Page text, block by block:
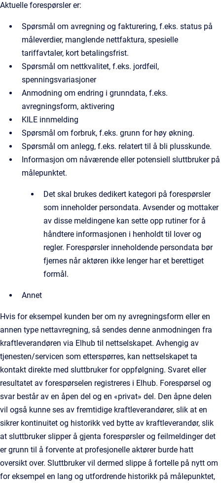
Aktuelle forespørsler er:
Spørsmål om avregning og fakturering, f.eks. status på
måleverdier, manglende nettfaktura, spesielle
tariffavtaler, kort betalingsfrist.
Spørsmål om nettkvalitet, f.eks. jordfeil,
spenningsvariasjoner
Anmodning om endring i grunndata, f.eks.
avregningsform, aktivering
KILE innmelding
Spørsmål om forbruk, f.eks. grunn for høy økning.
Spørsmål om anlegg, f.eks. relatert til å bli plusskunde.
Informasjon om nåværende eller potensiell sluttbruker på
målepunktet.
Det skal brukes dedikert kategori på forespørsler
som inneholder persondata. Avsender og mottaker
av disse meldingene kan sette opp rutiner for å
håndtere informasjonen i henholdt til lover og
regler. Forespørsler inneholdende persondata bør
fjernes når aktøren ikke lenger har et berettiget
formål.
Annet
Hvis for eksempel kunden ber om ny avregningsform eller en
annen type nettavregning, så sendes denne anmodningen fra
kraftleverandøren via Elhub til nettselskapet. Avhengig av
tjenesten/servicen som etterspørres, kan nettselskapet ta
kontakt direkte med sluttbruker for oppfølgning. Svaret eller
resultatet av forespørselen registreres i Elhub. Forespørsel og
svar består av en åpen del og en «privat» del. Den åpne delen
vil også kunne ses av fremtidige kraftleverandører, slik at en
sikrer kontinuitet og historikk ved bytte av kraftleverandør, slik
at sluttbruker slipper å gjenta forespørsler og feilmeldinger det
er grunn til å forvente at profesjonelle aktører burde hatt
oversikt over. Sluttbruker vil dermed slippe å fortelle på nytt om
for eksempel en lang og utfordrende historikk på målepunktet,